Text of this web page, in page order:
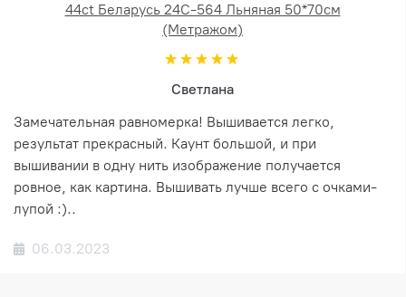
44ct Беларусь 24С-564 Льняная 50*70см
(Метражом)
Светлана
Замечательная равномерка! Вышивается легко,
результат прекрасный. Каунт большой, и при
вышивании в одну нить изображение получается
ровное, как картина. Вышивать лучше всего с очками-
лупой :)..
06.03.2023